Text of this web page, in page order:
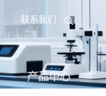
联系我们
产品中心